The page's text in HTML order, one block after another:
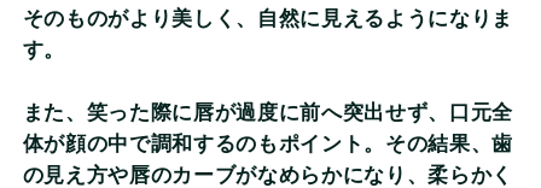
そのものがより美しく、自然に見えるようになりま
す。
また、笑った際に唇が過度に前へ突出せず、口元全
体が顔の中で調和するのもポイント。その結果、歯
の見え方や唇のカーブがなめらかになり、柔らかく